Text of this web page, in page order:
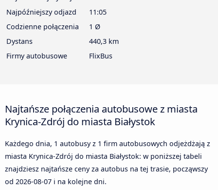
Najpóźniejszy odjazd
11:05
Codzienne połączenia
1 Ø
Dystans
440,3 km
Firmy autobusowe
FlixBus
Najtańsze połączenia autobusowe z miasta
Krynica-Zdrój do miasta Białystok
Każdego dnia, 1 autobusy z 1 firm autobusowych odjeżdżają z
miasta Krynica-Zdrój do miasta Białystok: w poniższej tabeli
znajdziesz najtańsze ceny za autobus na tej trasie, począwszy
od 2026-08-07 i na kolejne dni.